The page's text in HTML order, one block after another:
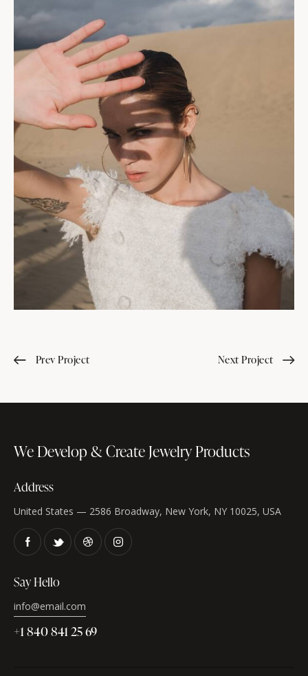
Prev Project Next Project
We Develop & CreateJewelry Products
Address
United States — 2586 Broadway, New York, NY 10025, USA
Say Hello
info@email.com
+1 840 841 25 69